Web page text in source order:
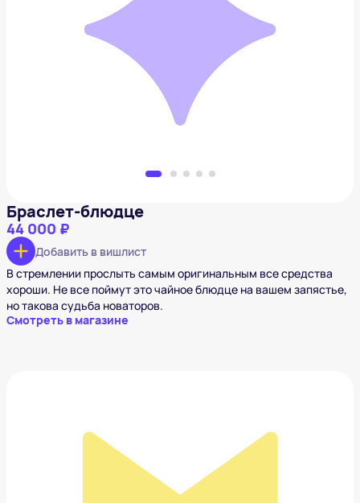
Добавить в вишлист
Браслет-блюдце
44 000 ₽
Добавить в вишлист
В стремлении прослыть самым оригинальным все средства
хороши. Не все поймут это чайное блюдце на вашем запястье,
но такова судьба новаторов.
Смотреть в магазине